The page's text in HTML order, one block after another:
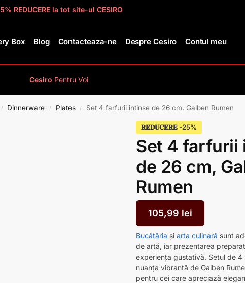
REDUCERE la tot site-ul CESIRO
Box Blog Contacteaza-ne Despre Cesiro Contul meu
Cesiro Pentru Voi
/ Dinnerware / Plates / Set 4 farfurii intinse de 26 cm, Galben Rumen
𝐑𝐄𝐃𝐔𝐂𝐄𝐑𝐄
Set 4 farfurii
de 26 cm,
Rumen
105,99 lei
Bucătăria șiarta culinară sunt
de artă, iar prezentarea
experiența gustativă. Setul de 4
nuanța vibrantă de Galben
pentru cei care apreciază